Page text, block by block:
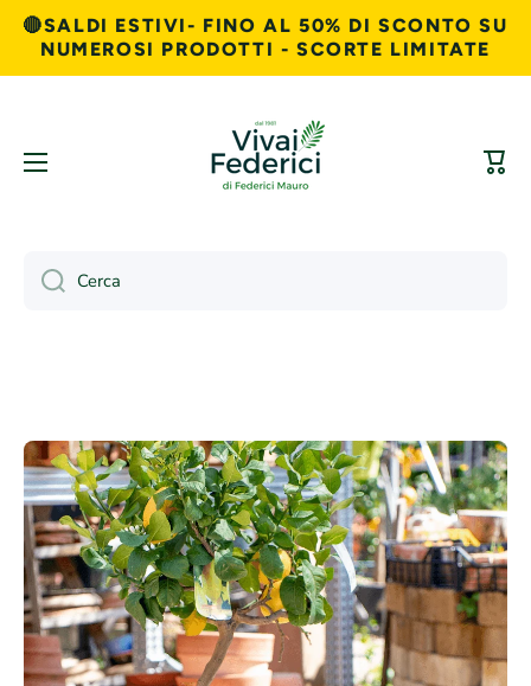
🔴SALDI ESTIVI- FINO AL 50% DI SCONTO SU
NUMEROSI PRODOTTI - SCORTE LIMITATE
Vai direttamente ai contenuti
Cerca
Passa alle informazioni sul prodotto